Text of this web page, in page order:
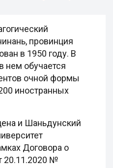
провинция
в 1950 году. В
нем обучается
очной формы
иностранных
и Шаньдунский
Договора о
20.11.2020 №